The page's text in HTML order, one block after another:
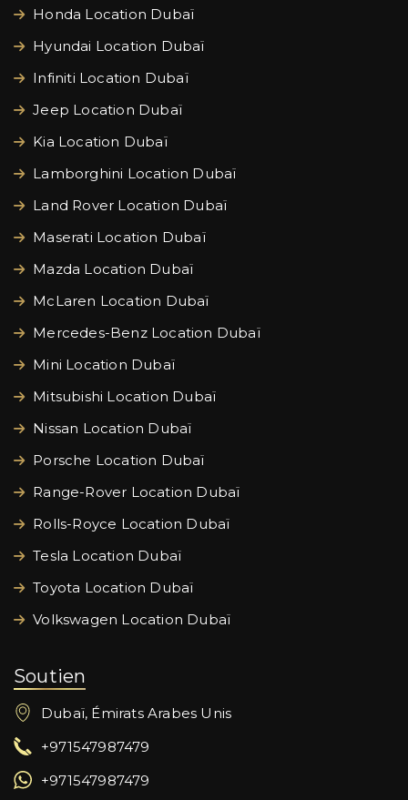
Honda Location Dubaï
Hyundai Location Dubaï
Infiniti Location Dubaï
Jeep Location Dubaï
Kia Location Dubaï
Lamborghini Location Dubaï
Land Rover Location Dubaï
Maserati Location Dubaï
Mazda Location Dubaï
McLaren Location Dubaï
Mercedes-Benz Location Dubaï
Mini Location Dubaï
Mitsubishi Location Dubaï
Nissan Location Dubaï
Porsche Location Dubaï
Range-Rover Location Dubaï
Rolls-Royce Location Dubaï
Tesla Location Dubaï
Toyota Location Dubaï
Volkswagen Location Dubaï
Soutien
Dubaï, Émirats Arabes Unis
+971547987479
+971547987479